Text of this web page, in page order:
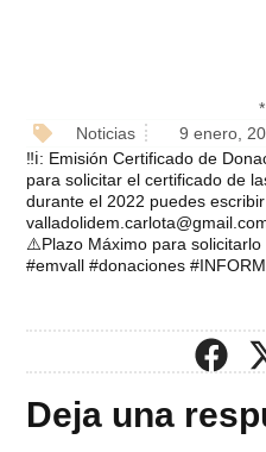
Noticias
9 enero,
‼ℹ️: Emisión Certificado de
para solicitar el certificado de
durante el 2022 puedes
⚠️Plazo Máximo para solicitarlo
#emvall #donaciones
Deja una